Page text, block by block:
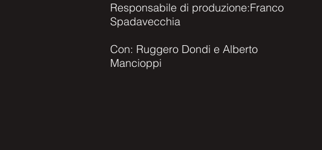
Responsabile di produzione:Franco
Spadavecchia
Con: Ruggero Dondi e Alberto
Mancioppi